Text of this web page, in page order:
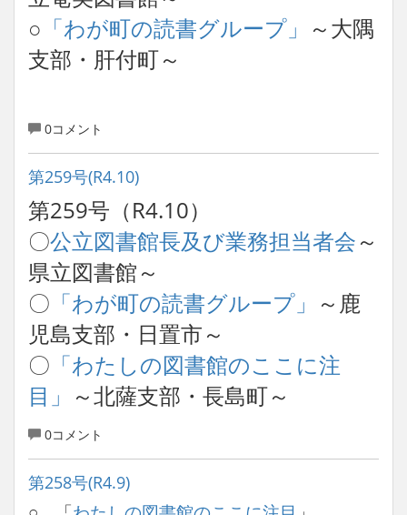
○ 「わが町の読書グループ」 ～大隅
支部・肝付町～
0コメント
第259号(R4.10)
第259号（R4.10）
〇公立図書館長及び業務担当者会～
県立図書館～
〇 「わが町の読書グループ」 ～鹿
児島支部・日置市～
〇 「わたしの図書館のここに注
目」 ～北薩支部・長島町～
0コメント
第258号(R4.9)